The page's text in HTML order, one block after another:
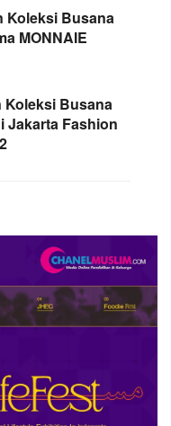
Koleksi Busana
MONNAIE
Koleksi Busana
Jakarta Fashion